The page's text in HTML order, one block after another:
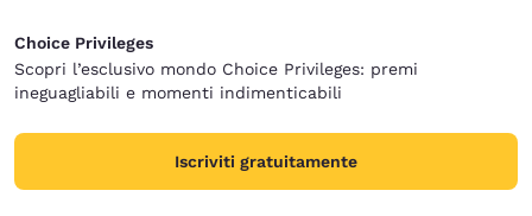
Choice Privileges
Scopri l’esclusivo mondo Choice Privileges: premi
ineguagliabili e momenti indimenticabili
Iscriviti gratuitamente